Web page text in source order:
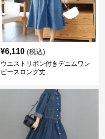
¥6,110 (税込)
ウエストリボン付きデニムワン
ピースロング丈